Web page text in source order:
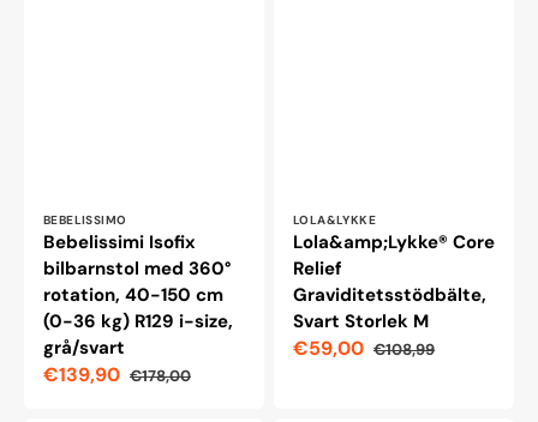
Leverantör:
BEBELISSIMO
Bebelissimi Isofix
bilbarnstol med 360°
rotation, 40-150 cm
(0-36 kg) R129 i-size,
grå/svart
Reapris
€139,90
Ordinarie
€178,00
Leverantör:
LOLA&LYKKE
Lola&amp;Lykke® Core
Relief
Graviditetsstödbälte,
Svart Storlek M
Reapris
€59,00
Ordinarie
€108,99